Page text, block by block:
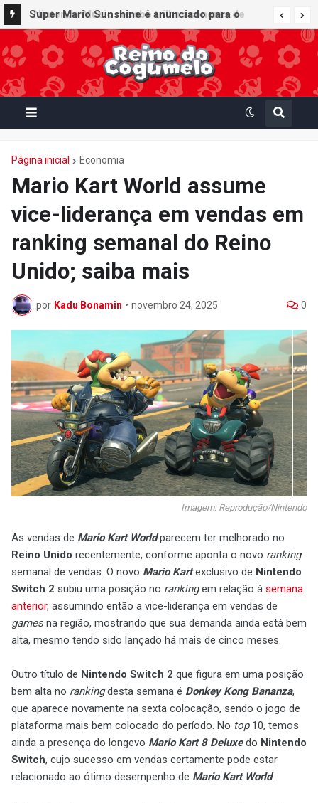
Super Mario Sunshine é anunciado para o
Nintendo GameCube - Nintendo Classics do
Nintendo Switch Online
Página inicial Economia
Mario Kart World assume
vice-liderança em vendas em
ranking semanal do Reino
Unido; saiba mais
por Kadu Bonamin • novembro 24, 2025 0
Imagem: Reprodução/Nintendo
As vendas de Mario Kart Worldparecem ter melhorado no
Reino Unido recentemente, conforme aponta o novo ranking
semanal de vendas. O novo Mario Kartexclusivo de Nintendo
Switch 2 subiu uma posição no rankingem relação à semana
anterior, assumindo então a vice-liderança em vendas de
gamesna região, mostrando que sua demanda ainda está bem
alta, mesmo tendo sido lançado há mais de cinco meses.
Outro título de Nintendo Switch 2 que figura em uma posição
bem alta no rankingdesta semana é Donkey Kong Bananza,
que aparece novamente na sexta colocação, sendo o jogo de
plataforma mais bem colocado do período. No top 10, temos
ainda a presença do longevo Mario Kart 8 Deluxedo Nintendo
Switch, cujo sucesso em vendas certamente pode estar
relacionado ao ótimo desempenho de Mario Kart World.